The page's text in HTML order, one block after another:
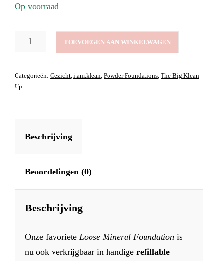
Op voorraad
MINERAL
FOUNDATION
PRETTY
PEACH
TOEVOEGEN AAN WINKELWAGEN
Categorieën: Gezicht i.am.klean Powder Foundations The Big Klean
Up
Beschrijving
Beoordelingen (0)
Beschrijving
Onze favoriete Loose Mineral Foundation is
nu ook verkrijgbaar in handige refillable